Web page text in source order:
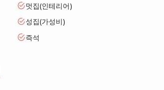
멋집(인테리어)
성집(가성비)
즉석